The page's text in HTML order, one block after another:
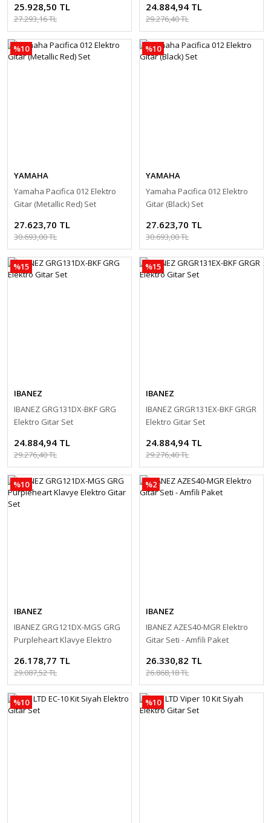
25.928,50 TL
27.293,16 TL
24.884,94 TL
29.276,40 TL
%10
YAMAHA
Yamaha Pacifica 012 Elektro
Gitar (Metallic Red) Set
27.623,70 TL
30.693,00 TL
%10
YAMAHA
Yamaha Pacifica 012 Elektro
Gitar (Black) Set
27.623,70 TL
30.693,00 TL
%15
IBANEZ
IBANEZ GRG131DX-BKF GRG
Elektro Gitar Set
24.884,94 TL
29.276,40 TL
%15
IBANEZ
IBANEZ GRGR131EX-BKF GRGR
Elektro Gitar Set
24.884,94 TL
29.276,40 TL
%10
IBANEZ
IBANEZ GRG121DX-MGS GRG
Purpleheart Klavye Elektro
26.178,77 TL
29.087,52 TL
%2
IBANEZ
IBANEZ AZES40-MGR Elektro
Gitar Seti - Amfili Paket
26.330,82 TL
26.868,18 TL
%10 %10